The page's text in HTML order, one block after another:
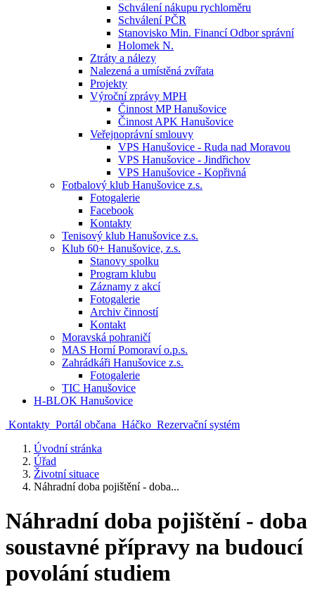
Schválení nákupu rychloměru
Schválení PČR
Stanovisko Min. Financí Odbor správní
Holomek N.
Ztráty a nálezy
Nalezená a umístěná zvířata
Projekty
Výroční zprávy MPH
Činnost MP Hanušovice
Činnost APK Hanušovice
Veřejnoprávní smlouvy
VPS Hanušovice - Ruda nad Moravou
VPS Hanušovice - Jindřichov
VPS Hanušovice - Kopřivná
Fotbalový klub Hanušovice z.s.
Fotogalerie
Facebook
Kontakty
Tenisový klub Hanušovice z.s.
Klub 60+ Hanušovice, z.s.
Stanovy spolku
Program klubu
Záznamy z akcí
Fotogalerie
Archiv činností
Kontakt
Moravská pohraničí
MAS Horní Pomoraví o.p.s.
Zahrádkáři Hanušovice z.s.
Fotogalerie
TIC Hanušovice
H-BLOK Hanušovice
Kontakty Portál občana Háčko Rezervační systém
Úvodní stránka
Úřad
Životní situace
Náhradní doba pojištění - doba...
Náhradní doba pojištění - doba
soustavné přípravy na budoucí
povolání studiem